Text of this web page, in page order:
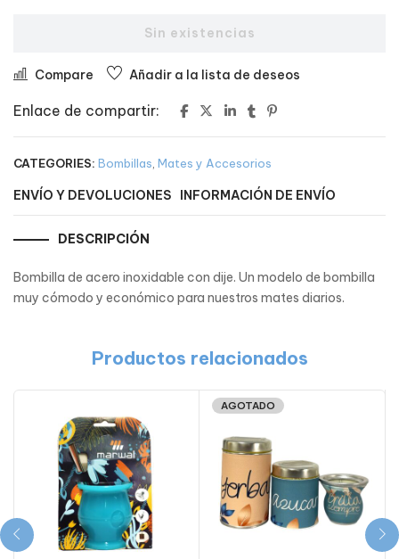
Sin existencias
Compare Añadir a la lista de deseos
Enlace de compartir:
CATEGORIES: Bombillas Mates y Accesorios
ENVÍO Y DEVOLUCIONES INFORMACIÓN DE ENVÍO
DESCRIPCIÓN
Bombilla de acero inoxidable con dije. Un modelo de bombilla
muy cómodo y económico para nuestros mates diarios.
Productos relacionados
AGOTADO